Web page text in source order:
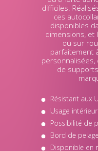
difficiles.
ces
disponibles
dimensions, et
ou sur
parfaitement
personnalisées,
de
Résistant aux
Usage
Possibilité de
Bord de
Disponible en